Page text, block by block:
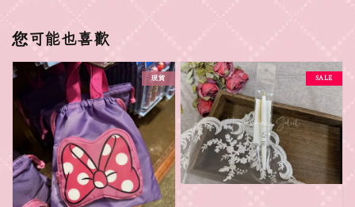
您可能也喜歡
現貨 SALE